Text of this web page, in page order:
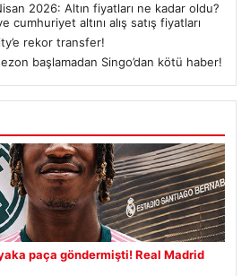
2026: Altın fiyatları ne kadar oldu?
cumhuriyet altını alış satış fiyatları
rekor transfer!
başlamadan Singo’dan kötü haber!
paça göndermişti! Real Madrid